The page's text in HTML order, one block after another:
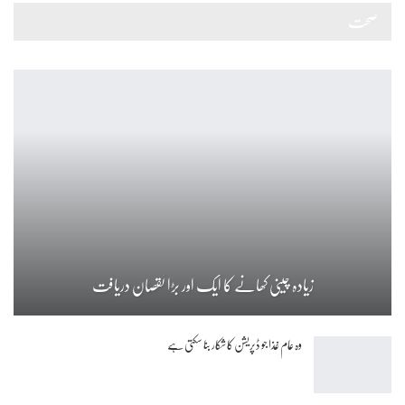
زیادہ چینی کھانے کا ایک اور بڑا نقصان دریافت
وہ عام غذا جو ڈپریشن کا شکار بنا سکتی ہے